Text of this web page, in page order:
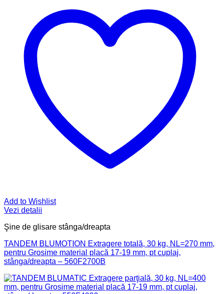
Add to Wishlist
Vezi detalii
Şine de glisare stânga/dreapta
TANDEM BLUMOTION Extragere totală, 30 kg, NL=270 mm,
pentru Grosime material placă 17-19 mm, pt cuplaj,
stânga/dreapta – 560F2700B